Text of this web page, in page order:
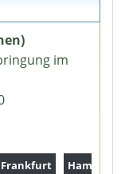
im
Frankfurt Hamburg